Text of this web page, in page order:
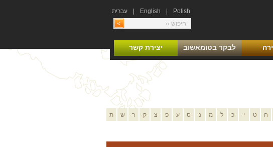
Polish
English עברית
לבקר בטומאשוב יצירת קשר
ח ט י כ ל מ נ ס ע פ צ ק ר ש ת